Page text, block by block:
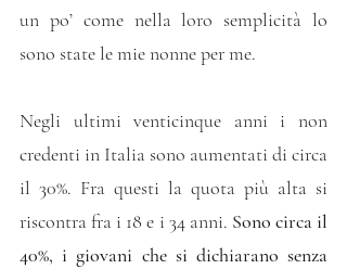
un po’ come nella loro semplicità lo
sono state le mie nonne per me.
Negli ultimi venticinque anni i non
credenti in Italia sono aumentati di circa
il 30%. Fra questi la quota più alta si
riscontra fra i 18 e i 34 anni. Sono circa il
40%, i giovani che si dichiarano senza